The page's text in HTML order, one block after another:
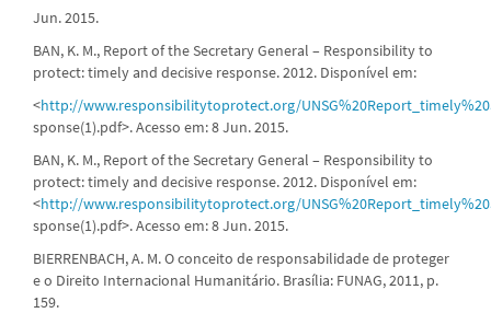
Jun. 2015.
BAN, K. M., Report of the Secretary General – Responsibility to
protect: timely and decisive response. 2012. Disponível em:
<http://www.responsibilitytoprotect.org/
sponse(1).pdf>. Acesso em: 8 Jun. 2015.
BAN, K. M., Report of the Secretary General – Responsibility to
protect: timely and decisive response. 2012. Disponível em:
<http://www.responsibilitytoprotect.org/
sponse(1).pdf>. Acesso em: 8 Jun. 2015.
BIERRENBACH, A. M. O conceito de responsabilidade de proteger
e o Direito Internacional Humanitário. Brasília: FUNAG, 2011, p.
159.